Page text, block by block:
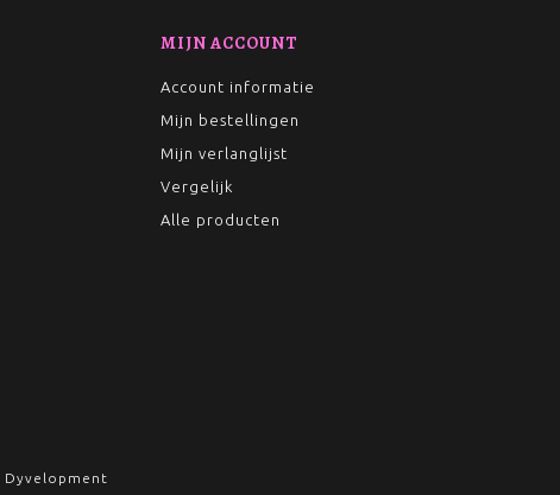
MIJN ACCOUNT
Account informatie
Mijn bestellingen
Mijn verlanglijst
Vergelijk
Alle producten
Dyvelopment